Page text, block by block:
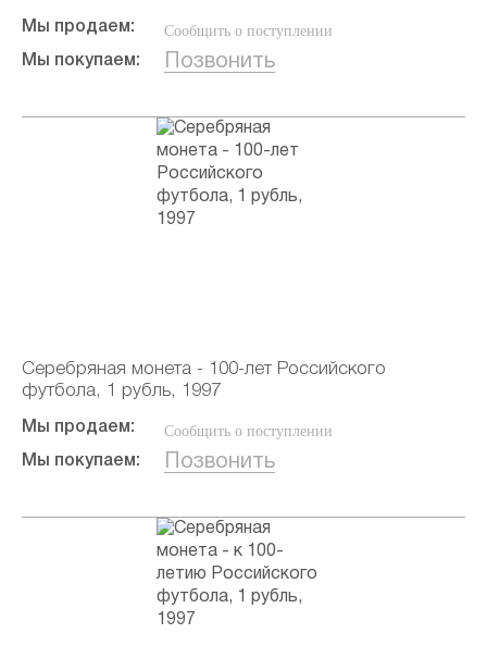
Мы продаем: Сообщить о поступлении
Мы покупаем: Позвонить
Серебряная монета - 100-лет Российского
футбола, 1 рубль, 1997
Мы продаем: Сообщить о поступлении
Мы покупаем: Позвонить